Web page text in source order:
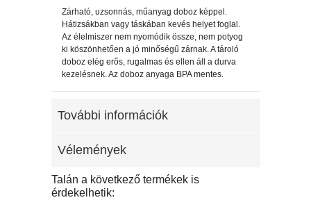
Zárható, uzsonnás, műanyag doboz képpel.
Hátizsákban vagy táskában kevés helyet foglal.
Az élelmiszer nem nyomódik össze, nem potyog
ki köszönhetően a jó minőségű zárnak. A tároló
doboz elég erős, rugalmas és ellen áll a durva
kezelésnek. Az doboz anyaga BPA mentes.
További információk
Vélemények
Talán a következő termékek is
érdekelhetik: